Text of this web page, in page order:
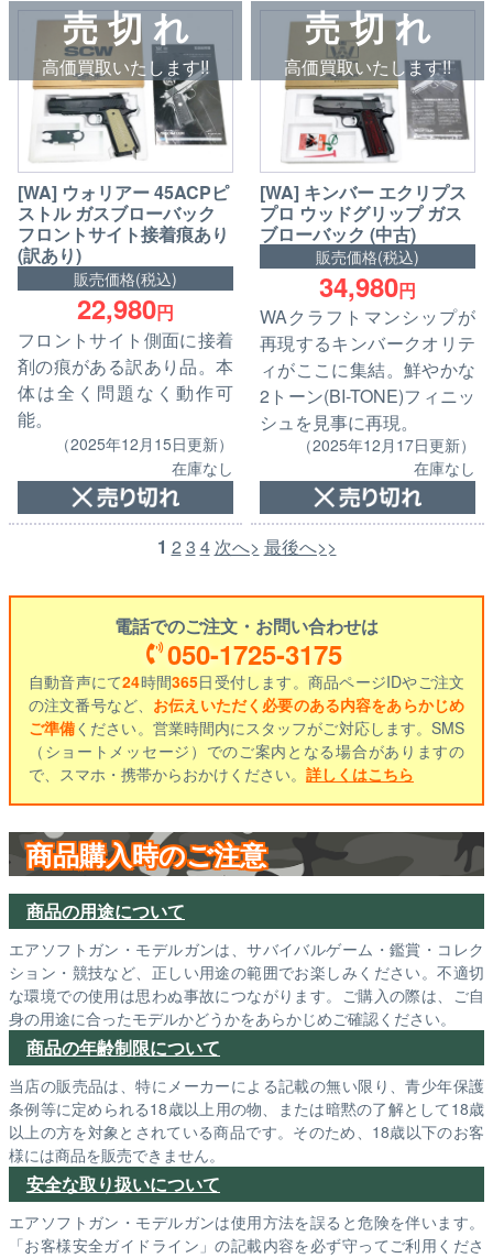
1 2 3 4 次へ> 最後へ>>
売 切 れ
高価買取いたします!!
[WA] ウォリアー 45ACPピ
ストル ガスブローバック
フロントサイト接着痕あり
(訳あり)
販売価格(税込)
22,980円
フロントサイト側面に接着
剤の痕がある訳あり品。本
体は全く問題なく動作可
能。
（2025年12月15日更新）
在庫なし
売 切 れ
高価買取いたします!!
[WA] キンバー エクリプス
プロ ウッドグリップ ガス
ブローバック (中古)
販売価格(税込)
34,980円
WAクラフトマンシップが
再現するキンバークオリテ
ィがここに集結。鮮やかな
2トーン(BI-TONE)フィニッ
シュを見事に再現。
（2025年12月17日更新）
在庫なし
電話でのご注文・お問い合わせは
050-1725-3175
自動音声にて24時間365日受付します。商品ページIDやご注文
の注文番号など、 お伝えいただく必要のある内容をあらかじめ
ご準備ください。営業時間内にスタッフがご対応します。SMS
（ショートメッセージ）でのご案内となる場合がありますの
で、スマホ・携帯からおかけください。 詳しくはこちら
商品購入時のご注意
商品の用途について
エアソフトガン・モデルガンは、サバイバルゲーム・鑑賞・コレク
ション・競技など、正しい用途の範囲でお楽しみください。不適切
な環境での使用は思わぬ事故につながります。ご購入の際は、ご自
身の用途に合ったモデルかどうかをあらかじめご確認ください。
商品の年齢制限について
当店の販売品は、特にメーカーによる記載の無い限り、青少年保護
条例等に定められる18歳以上用の物、または暗黙の了解として18歳
以上の方を対象とされている商品です。そのため、18歳以下のお客
様には商品を販売できません。
安全な取り扱いについて
エアソフトガン・モデルガンは使用方法を誤ると危険を伴います。
「お客様安全ガイドライン」の記載内容を必ず守ってご利用くださ